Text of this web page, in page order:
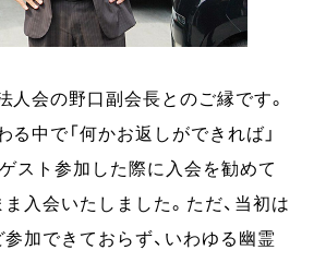
人会の野口副会長とのご縁です。
る中で「何かお返しができれば」
スト参加した際に入会を勧めて
ま入会いたしました。ただ、当初は
加できておらず、いわゆる幽霊